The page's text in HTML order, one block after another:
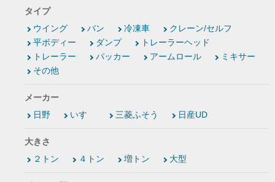
タイプ
ウイング
バン 冷凍車
クレーン/セルフ
平ボディー
ダンプ
トレーラーヘッド
トレーラー
パッカー アームロール
ミキサー
その他
メーカー
日野
いすゞ 三菱ふそう 日産UD
大きさ
２トン
４トン 増トン 大型